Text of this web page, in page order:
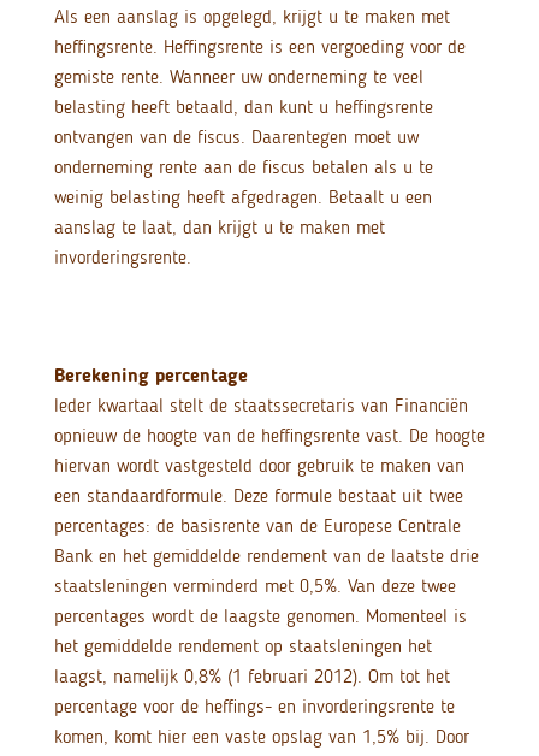
Als een aanslag is opgelegd, krijgt u te maken met
heffingsrente. Heffingsrente is een vergoeding voor de
gemiste rente. Wanneer uw onderneming te veel
belasting heeft betaald, dan kunt u heffingsrente
ontvangen van de fiscus. Daarentegen moet uw
onderneming rente aan de fiscus betalen als u te
weinig belasting heeft afgedragen. Betaalt u een
aanslag te laat, dan krijgt u te maken met
invorderingsrente.
Berekening percentage
Ieder kwartaal stelt de staatssecretaris van Financiën
opnieuw de hoogte van de heffingsrente vast. De hoogte
hiervan wordt vastgesteld door gebruik te maken van
een standaardformule. Deze formule bestaat uit twee
percentages: de basisrente van de Europese Centrale
Bank en het gemiddelde rendement van de laatste drie
staatsleningen verminderd met 0,5%. Van deze twee
percentages wordt de laagste genomen. Momenteel is
het gemiddelde rendement op staatsleningen het
laagst, namelijk 0,8% (1 februari 2012). Om tot het
percentage voor de heffings- en invorderingsrente te
komen, komt hier een vaste opslag van 1,5% bij. Door